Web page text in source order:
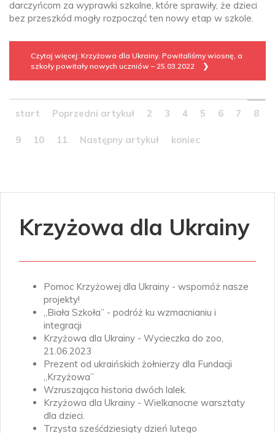
darczyńcom za wyprawki szkolne, które sprawiły, że dzieci
bez przeszkód mogły rozpocząć ten nowy etap w szkole.
Czytaj więcej: Krzyżowa dla Ukrainy. Powitaliśmy wiosnę, a
szkoły powitały nowych uczniów – 25.03.2022
start Poprzedni artykuł 2 3 4 5 6 7 8
9 10 11 Następny artykuł koniec
Krzyżowa dla Ukrainy
Pomoc Krzyżowej dla Ukrainy - wspomóż nasze
projekty!
„Biała Szkoła” - podróż ku wzmacnianiu i
integracji
Krzyżowa dla Ukrainy - Wycieczka do zoo,
21.06.2023
Prezent od ukraińskich żołnierzy dla Fundacji
„Krzyżowa”
Wzruszająca historia dwóch lalek.
Krzyżowa dla Ukrainy - Wielkanocne warsztaty
dla dzieci.
Trzysta sześćdziesiąty dzień lutego